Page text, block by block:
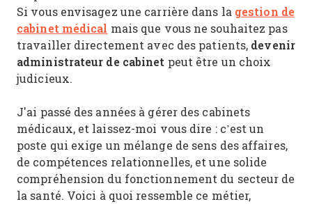
Si vous envisagez une carrière dans la gestion de
cabinet médical mais que vous ne souhaitez pas
travailler directement avec des patients, devenir
administrateur de cabinet peut être un choix
judicieux.
J'ai passé des années à gérer des cabinets
médicaux, et laissez-moi vous dire : c’est un
poste qui exige un mélange de sens des affaires,
de compétences relationnelles, et une solide
compréhension du fonctionnement du secteur de
la santé. Voici à quoi ressemble ce métier,